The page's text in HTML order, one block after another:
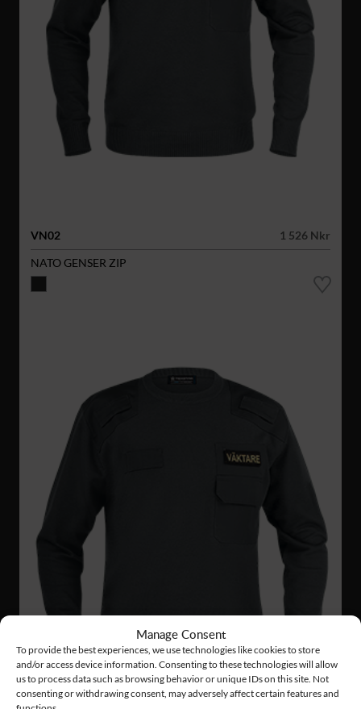
Manage Consent
To provide the best experiences, we use technologies like cookies to store
and/or access device information. Consenting to these technologies will allow
us to process data such as browsing behavior or unique IDs on this site. Not
consenting or withdrawing consent, may adversely affect certain features and
VN02
1 526 Nkr
NATO GENSER ZIP